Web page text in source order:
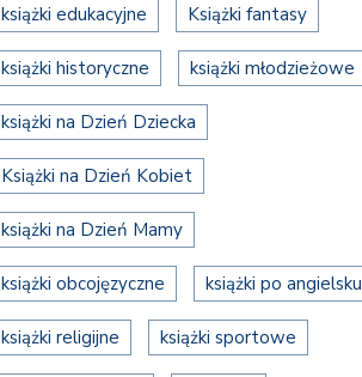
książki edukacyjne Książki fantasy
książki historyczne książki młodzieżowe
książki na Dzień Dziecka
Książki na Dzień Kobiet
książki na Dzień Mamy
książki obcojęzyczne książki po angielsku
książki religijne książki sportowe